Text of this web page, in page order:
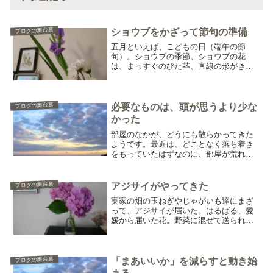
ブログの舞台裏 ショウブをかざって節句の準備
五月といえば、こどもの日（端午の節
句）。ショウブの季節。ショウブの花
は、まっすぐのびた茎、直線の形がきれ
る。直線が多いとすっきりした...
ブログの舞台裏
必要なものは、頭が思うより少な
かった
部屋のなかが、どうにも散らかってきた
ようです。最近は、どことなく落ち着き
をもっていたはずなのに、部屋が荒れ始
一度リセットして。こころ落ち着ける場
に整えなおす。それでも、...
ブログの舞台裏 アジサイがやってきた
実家の畑の玉ねぎやじゃがいも達にまざ
って、アジサイが届いた。はるばる、愛
媛から届いた花。野菜に混ぜて送られて
る。そして、ガスコンロで...
ブログの舞台裏
「まあいいか」を減らすと動き始